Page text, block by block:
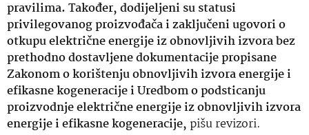
pravilima. Također, dodijeljeni su statusi
privilegovanog proizvođača i zaključeni ugovori o
otkupu električne energije iz obnovljivih izvora bez
prethodno dostavljene dokumentacije propisane
Zakonom o korištenju obnovljivih izvora energije i
efikasne kogeneracije i Uredbom o podsticanju
proizvodnje električne energije iz obnovljivih izvora
energije i efikasne kogeneracije, pišu revizori.